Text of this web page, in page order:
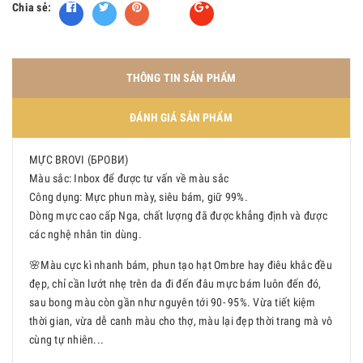
Chia sẻ:
THÔNG TIN SẢN PHẨM
ĐÁNH GIÁ SẢN PHẨM
MỰC BROVI (БРОВИ)
Màu sắc: Inbox để được tư vấn về màu sắc
Công dụng: Mực phun mày, siêu bám, giữ 99%.
Dòng mực cao cấp Nga, chất lượng đã được khẳng định và được
các nghệ nhân tin dùng.
🌸Màu cực kì nhanh bám, phun tạo hạt Ombre hay điêu khắc đều
đẹp, chỉ cần lướt nhẹ trên da đi đến đâu mực bám luôn đến đó,
sau bong màu còn gần như nguyên tới 90- 95%. Vừa tiết kiệm
thời gian, vừa dễ canh màu cho thợ, màu lại đẹp thời trang mà vô
cùng tự nhiên...